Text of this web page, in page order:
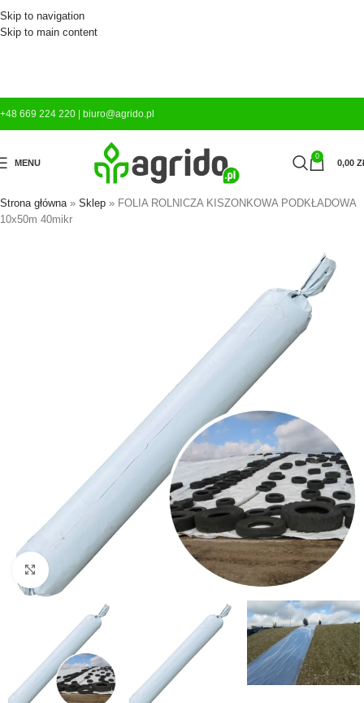
Skip to navigation
Skip to main content
+48 669 224 220 biuro@agrido.pl
MENU
0
0,00
Strona główna» Sklep » FOLIA ROLNICZA KISZONKOWA PODKŁADOWA
10x50m 40mikr
Kliknij aby powiększyć